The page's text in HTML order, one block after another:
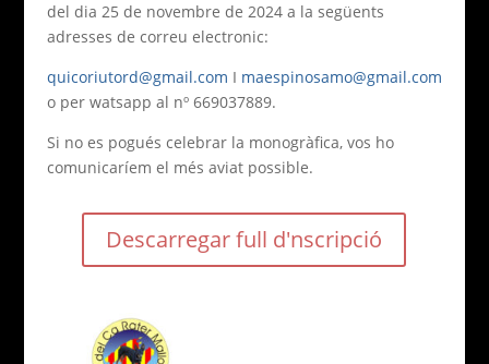
del dia 25 de novembre de 2024 a la següents
adresses de correu electronic:
quicoriutord@gmail.com I maespinosamo@gmail.com
o per watsapp al nº 669037889.
Si no es pogués celebrar la monogràfica, vos ho
comunicaríem el més aviat possible.
Descarregar full d'nscripció